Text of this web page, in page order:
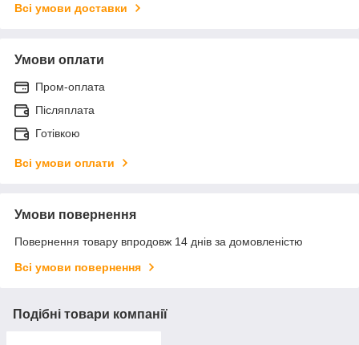
Всі умови доставки
Умови оплати
Пром-оплата
Післяплата
Готівкою
Всі умови оплати
Умови повернення
Повернення товару впродовж 14 днів за домовленістю
Всі умови повернення
Подібні товари компанії